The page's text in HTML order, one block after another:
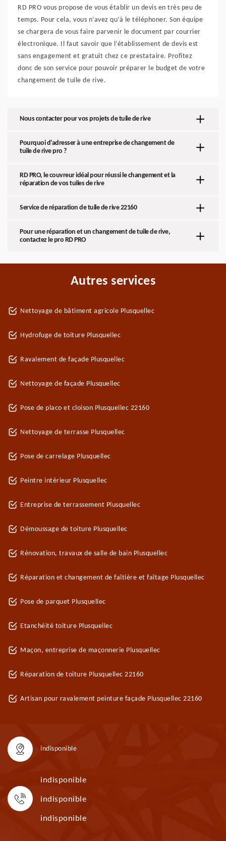
RD PRO vous propose de vous établir un devis en très peu de
temps. Pour cela, vous n’avez qu’à le téléphoner. Son équipe
se chargera de vous faire parvenir le document par courrier
électronique. Il faut savoir que l’établissement de devis est
sans engagement et gratuit chez ce prestataire. Profitez
donc de son service pour pouvoir préparer le budget de votre
changement de tuile de rive.
Nous contacter pour vos projets de tuile de rive
Pourquoi d’adresser à une entreprise de changement de
tuile de rive pro ?
RD PRO, le couvreur idéal pour réussi le changement et la
réparation de vos tuiles de rive
Service de réparation de tuile de rive 22160
Pour une réparation et un changement de tuile de rive,
contactez le pro RD PRO
Autres services
Nettoyage de bâtiment agricole Plusquellec
Hydrofuge de toiture Plusquellec
Ravalement de façade Plusquellec
Nettoyage de façade Plusquellec
Pose de placo et cloison Plusquellec 22160
Nettoyage de terrasse Plusquellec
Pose de carrelage Plusquellec
Peintre intérieur Plusquellec
Entreprise de terrassement Plusquellec
Démoussage de toiture Plusquellec
Rénovation, travaux de salle de bain Plusquellec
Réparation et changement de faîtière et faîtage Plusquellec
Pose de parquet Plusquellec
Etanchéité toiture Plusquellec
Maçon, entreprise de maçonnerie Plusquellec
Réparation de toiture Plusquellec 22160
Artisan pour ravalement peinture façade Plusquellec 22160
indisponible
indisponible
indisponible
indisponible